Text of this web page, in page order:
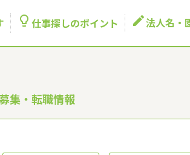
 仕事探しのポイント 法人名・
集・転職情報